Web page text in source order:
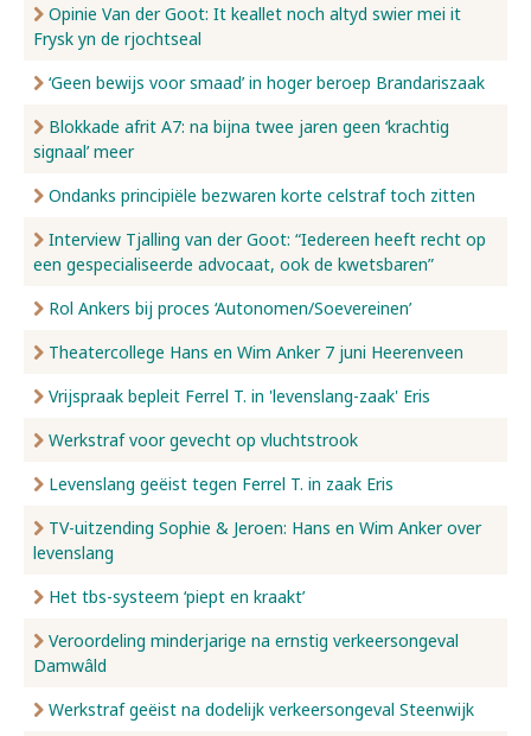
Opinie Van der Goot: It keallet noch altyd swier mei it
Frysk yn de rjochtseal
‘Geen bewijs voor smaad’ in hoger beroep Brandariszaak
Blokkade afrit A7: na bijna twee jaren geen ‘krachtig
signaal’ meer
Ondanks principiële bezwaren korte celstraf toch zitten
Interview Tjalling van der Goot: “Iedereen heeft recht op
een gespecialiseerde advocaat, ook de kwetsbaren”
Rol Ankers bij proces ‘Autonomen/Soevereinen’
Theatercollege Hans en Wim Anker 7 juni Heerenveen
Vrijspraak bepleit Ferrel T. in 'levenslang-zaak' Eris
Werkstraf voor gevecht op vluchtstrook
Levenslang geëist tegen Ferrel T. in zaak Eris
TV-uitzending Sophie & Jeroen: Hans en Wim Anker over
levenslang
Het tbs-systeem ‘piept en kraakt’
Veroordeling minderjarige na ernstig verkeersongeval
Damwâld
Werkstraf geëist na dodelijk verkeersongeval Steenwijk